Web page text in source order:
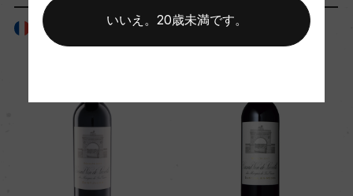
ー
フランス フランス
いいえ。20歳未満です。